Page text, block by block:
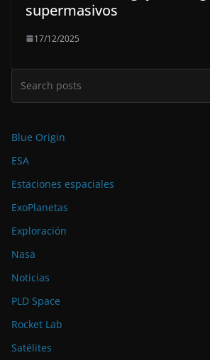
supermasivos
17/12/2025
Blue Origin
ESA
Estaciones espaciales
ExoPlanetas
Exploración
Nasa
Noticias
PLD Space
Rocket Lab
Satélites